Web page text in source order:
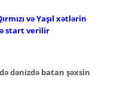
və Yaşıl xətlərin
start verilir
dənizdə batan şəxsin